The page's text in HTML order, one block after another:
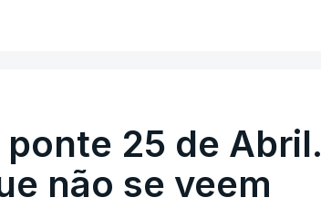
25 de Abril.
não se veem